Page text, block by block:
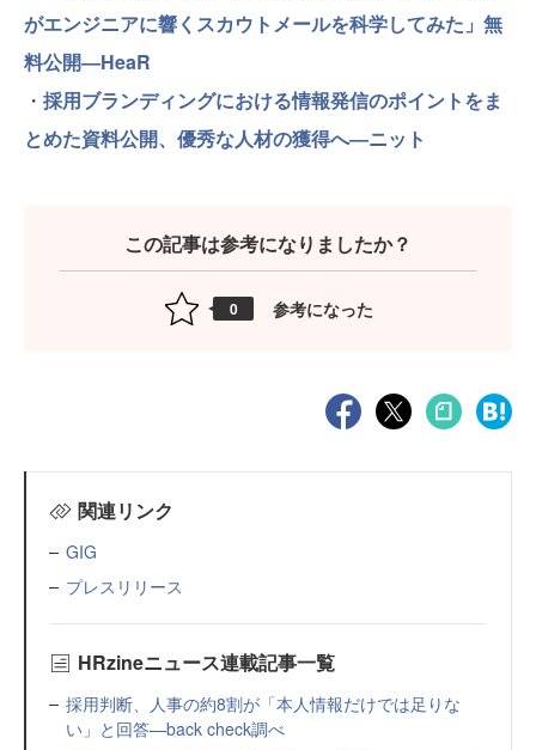
がエンジニアに響くスカウトメールを科学してみた」無
料公開―HeaR
・ 採用ブランディングにおける情報発信のポイントをま
とめた資料公開、優秀な人材の獲得へ―ニット
この記事は参考になりましたか？
0 参考になった
関連リンク
GIG
プレスリリース
HRzineニュース連載記事一覧
採用判断、人事の約8割が「本人情報だけでは足りな
い」と回答—back check調べ